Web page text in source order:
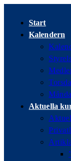
innehållet
Start
Kalendern
Aktuella